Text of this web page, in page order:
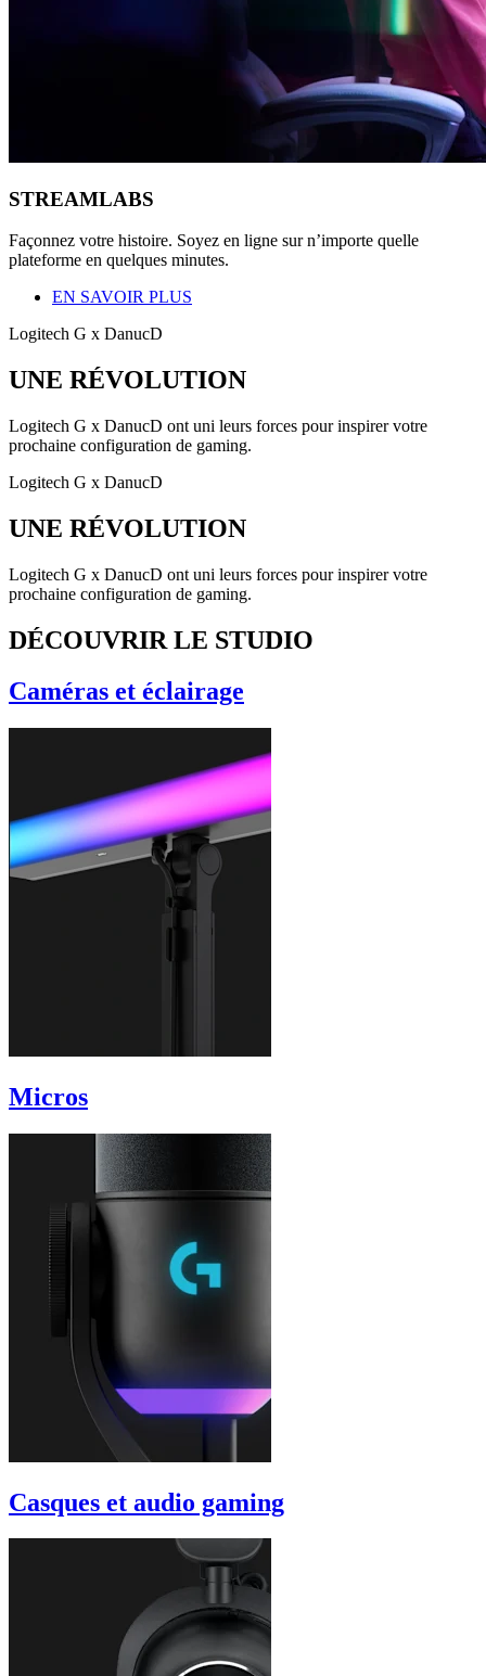
STREAMLABS
Façonnez votre histoire. Soyez en ligne sur n’importe quelle
plateforme en quelques minutes.
EN SAVOIR PLUS
Logitech G x DanucD
UNE RÉVOLUTION
Logitech G x DanucD ont uni leurs forces pour inspirer votre
prochaine configuration de gaming.
Logitech G x DanucD
UNE RÉVOLUTION
Logitech G x DanucD ont uni leurs forces pour inspirer votre
prochaine configuration de gaming.
DÉCOUVRIR LE STUDIO
Caméras et éclairage
Micros
Casques et audio gaming